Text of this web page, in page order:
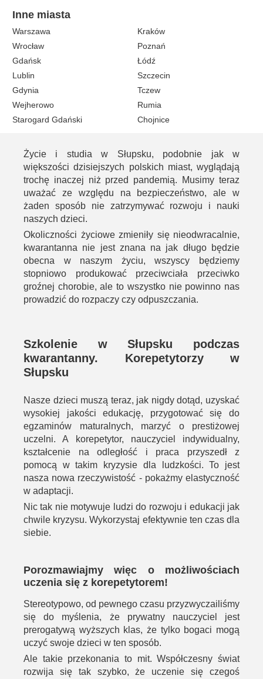
Inne miasta
Warszawa
Kraków
Wrocław
Poznań
Gdańsk
Łódź
Lublin
Szczecin
Gdynia
Tczew
Wejherowo
Rumia
Starogard Gdański
Chojnice
Życie i studia w Słupsku, podobnie jak w
większości dzisiejszych polskich miast, wyglądają
trochę inaczej niż przed pandemią. Musimy teraz
uważać ze względu na bezpieczeństwo, ale w
żaden sposób nie zatrzymywać rozwoju i nauki
naszych dzieci.
Okoliczności życiowe zmieniły się nieodwracalnie,
kwarantanna nie jest znana na jak długo będzie
obecna w naszym życiu, wszyscy będziemy
stopniowo produkować przeciwciała przeciwko
groźnej chorobie, ale to wszystko nie powinno nas
prowadzić do rozpaczy czy odpuszczania.
Szkolenie w Słupsku podczas
kwarantanny. Korepetytorzy w
Słupsku
Nasze dzieci muszą teraz, jak nigdy dotąd, uzyskać
wysokiej jakości edukację, przygotować się do
egzaminów maturalnych, marzyć o prestiżowej
uczelni. A korepetytor, nauczyciel indywidualny,
kształcenie na odległość i praca przyszedł z
pomocą w takim kryzysie dla ludzkości. To jest
nasza nowa rzeczywistość - pokażmy elastyczność
w adaptacji.
Nic tak nie motywuje ludzi do rozwoju i edukacji jak
chwile kryzysu. Wykorzystaj efektywnie ten czas dla
siebie.
Porozmawiajmy więc o możliwościach
uczenia się z korepetytorem!
Stereotypowo, od pewnego czasu przyzwyczailiśmy
się do myślenia, że prywatny nauczyciel jest
prerogatywą wyższych klas, że tylko bogaci mogą
uczyć swoje dzieci w ten sposób.
Ale takie przekonania to mit. Współczesny świat
rozwija się tak szybko, że uczenie się czegoś